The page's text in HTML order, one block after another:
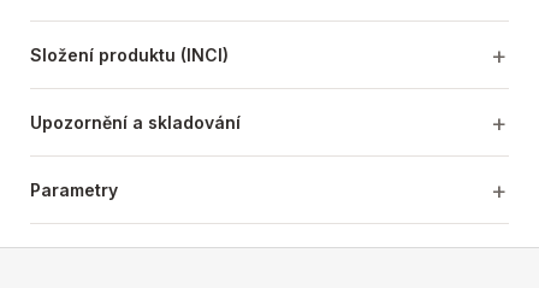
Složení produktu (INCI)
Upozornění a skladování
Parametry